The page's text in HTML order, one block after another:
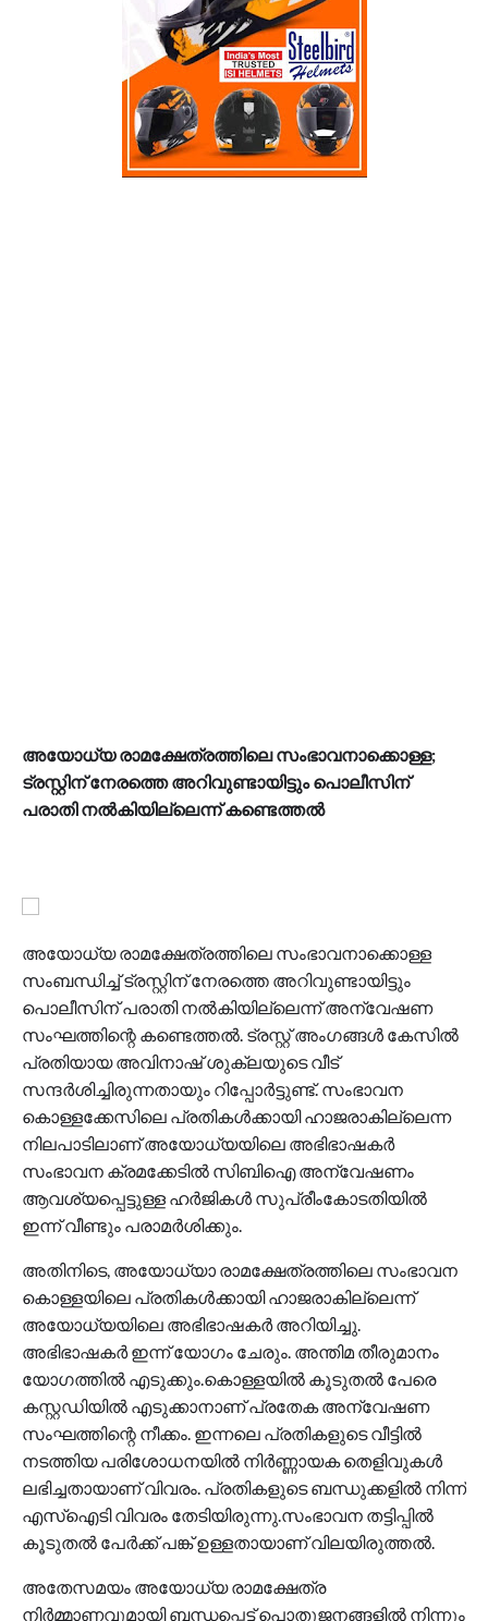
അയോധ്യ രാമക്ഷേത്രത്തിലെ സംഭാവനാക്കൊള്ള;
ട്രസ്റ്റിന് നേരത്തെ അറിവുണ്ടായിട്ടും പൊലീസിന്
പരാതി നല്‍കിയില്ലെന്ന് കണ്ടെത്തൽ
അയോധ്യ രാമക്ഷേത്രത്തിലെ സംഭാവനാക്കൊള്ള
സംബന്ധിച്ച് ട്രസ്റ്റിന് നേരത്തെ അറിവുണ്ടായിട്ടും
പൊലീസിന് പരാതി നല്‍കിയില്ലെന്ന് അന്വേഷണ
സംഘത്തിന്റെ കണ്ടെത്തല്‍. ട്രസ്റ്റ് അംഗങ്ങള്‍ കേസില്‍
പ്രതിയായ അവിനാഷ് ശുക്ലയുടെ വീട്
സന്ദര്‍ശിച്ചിരുന്നതായും റിപ്പോര്‍ട്ടുണ്ട്. സംഭാവന
കൊള്ളക്കേസിലെ പ്രതികള്‍ക്കായി ഹാജരാകില്ലെന്ന
നിലപാടിലാണ് അയോധ്യയിലെ അഭിഭാഷകര്‍
സംഭാവന ക്രമക്കേടില്‍ സിബിഐ അന്വേഷണം
ആവശ്യപ്പെട്ടുള്ള ഹര്‍ജികള്‍ സുപ്രീംകോടതിയില്‍
ഇന്ന് വീണ്ടും പരാമര്‍ശിക്കും.
അതിനിടെ, അയോധ്യാ രാമക്ഷേത്രത്തിലെ സംഭാവന
കൊള്ളയിലെ പ്രതികള്‍ക്കായി ഹാജരാകില്ലെന്ന്
അയോധ്യയിലെ അഭിഭാഷകര്‍ അറിയിച്ചു.
അഭിഭാഷകര്‍ ഇന്ന് യോഗം ചേരും. അന്തിമ തീരുമാനം
യോഗത്തില്‍ എടുക്കും.കൊള്ളയില്‍ കൂടുതല്‍ പേരെ
കസ്റ്റഡിയില്‍ എടുക്കാനാണ് പ്രതേക അന്വേഷണ
സംഘത്തിന്റെ നീക്കം. ഇന്നലെ പ്രതികളുടെ വീട്ടില്‍
നടത്തിയ പരിശോധനയില്‍ നിര്‍ണ്ണായക തെളിവുകള്‍
ലഭിച്ചതായാണ് വിവരം. പ്രതികളുടെ ബന്ധുക്കളില്‍ നിന്ന്
എസ്‌ഐടി വിവരം തേടിയിരുന്നു.സംഭാവന തട്ടിപ്പില്‍
കൂടുതല്‍ പേര്‍ക്ക് പങ്ക് ഉള്ളതായാണ് വിലയിരുത്തല്‍.
അതേസമയം അയോധ്യ രാമക്ഷേത്ര
നിര്‍മ്മാണവുമായി ബന്ധപ്പെട്ട് പൊതുജനങ്ങളില്‍ നിന്നും